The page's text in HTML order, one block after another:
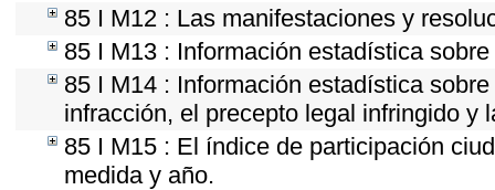
85 I M12 : Las manifestaciones y
85 I M13 : Información estadística
85 I M14 : Información estadística
infracción, el precepto legal infringido y
85 I M15 : El índice de participación
medida y año.